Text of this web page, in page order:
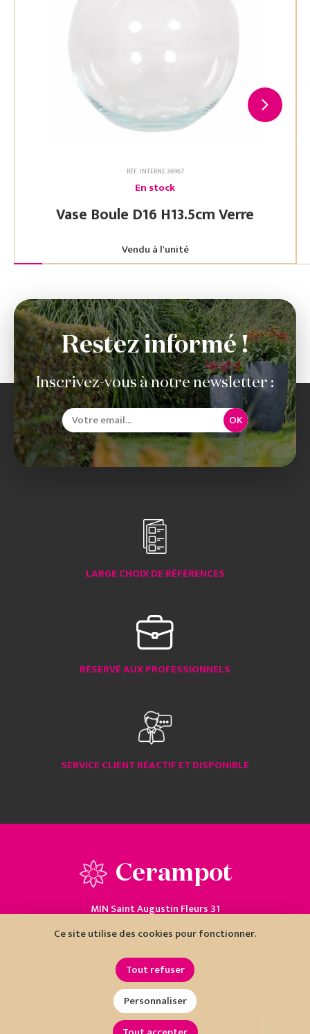
RÉF. INTERNE 36967
En stock
Vase Boule D16 H13.5cm Verre
Vendu à l'unité
Restez informé !
Inscrivez-vous à notre newsletter :
OK
LARGE CHOIX DE RÉFÉRENCES
RÉSERVÉ AUX PROFESSIONNELS
SERVICE CLIENT RÉACTIF ET DISPONIBLE
Cerampot
MIN Saint Augustin Fleurs 31
04 93 18 80 10
Ce site utilise des cookies pour fonctionner.
Tout refuser
Personnaliser